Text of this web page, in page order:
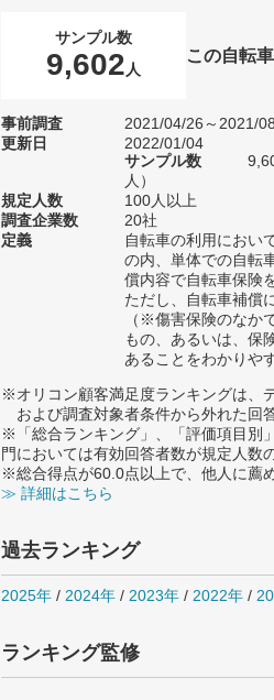
サンプル数
9,602 人
この自転
事前調査
2021/04/26～2021/
更新日
2022/01/04
サンプル数
人）
規定人数
100人以上
調査企業数
20社
定義
自転車の利用におい
の内、単体での自転
償内容で自転車保険
ただし、自転車補償
（※傷害保険のなか
もの、あるいは、保
あることをわかりや
※オリコン顧客満足度ランキングは、
および調査対象者条件から外れた回
※「総合ランキング」、「評価項目別
門においては有効回答者数が規定人数
※総合得点が60.0点以上で、他人に薦
≫ 詳細はこちら
過去ランキング
2025年 / 2024年 / 2023年 / 2022年 /
ランキング監修